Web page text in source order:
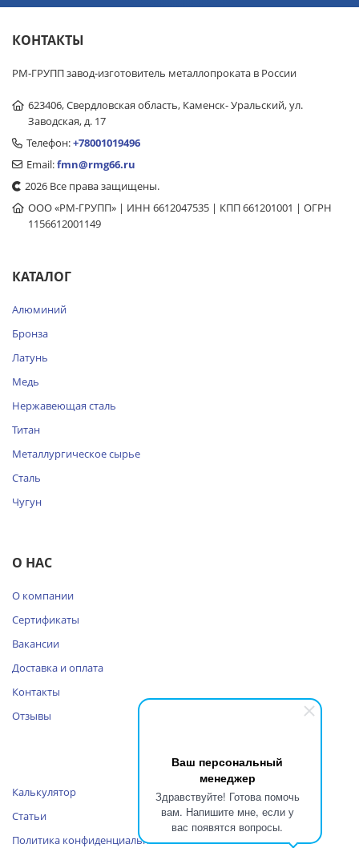
Ваш персональный
менеджер
Здравствуйте! Готова помочь
вам. Напишите мне, если у
вас появятся вопросы.
КОНТАКТЫ
РМ-ГРУПП завод-изготовитель металлопроката в России
623406, Свердловская область, Каменск- Уральский, ул.
Заводская, д. 17
Телефон:+78001019496
Email:fmn@rmg66.ru
2026 Все права защищены.
ООО «РМ-ГРУПП» | ИНН 6612047535 | КПП 661201001 | ОГРН
1156612001149
КАТАЛОГ
Алюминий
Бронза
Латунь
Медь
Нержавеющая сталь
Титан
Металлургическое сырье
Сталь
Чугун
О НАС
О компании
Сертификаты
Вакансии
Доставка и оплата
Контакты
Отзывы
Калькулятор
Статьи
Политика конфиденциальности